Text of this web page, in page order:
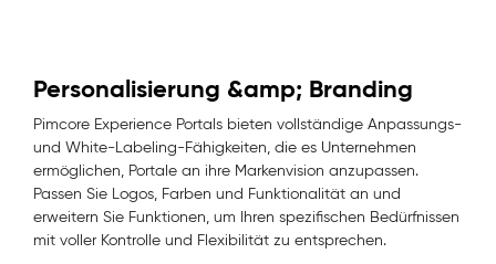
Personalisierung &amp; Branding
Pimcore Experience Portals bieten vollständige Anpassungs-
und White-Labeling-Fähigkeiten, die es Unternehmen
ermöglichen, Portale an ihre Markenvision anzupassen.
Passen Sie Logos, Farben und Funktionalität an und
erweitern Sie Funktionen, um Ihren spezifischen Bedürfnissen
mit voller Kontrolle und Flexibilität zu entsprechen.